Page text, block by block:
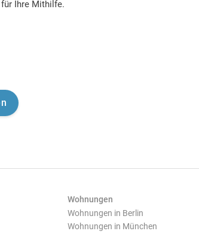
Ihre Mithilfe.
Wohnungen
Wohnungen in Berlin
Wohnungen in München